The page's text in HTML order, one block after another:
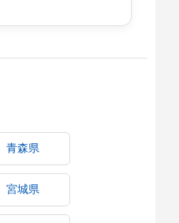
青森県
宮城県